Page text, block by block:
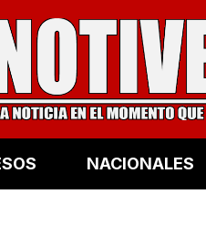
NACIONALES